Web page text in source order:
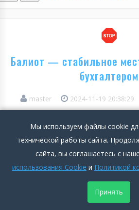
Балиот — стабильное
бухгалтером
master 2024-11-19 20:38:29
Положительные
Работаю в «Балиот» уже несколько
первичному учёту. От компании
положительные впечатления.
дружелюбный, руководство
или недопонимания не возникает.
Мы используем файлы cookie
технической работы сайта.
сайта, вы соглашаетесь с
использования Cookie и Политикой
Принять